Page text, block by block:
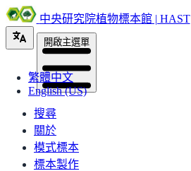
中央研究院植物標本館 | HAST
繁體中文
English (US)
開啟主選單
搜尋
關於
模式標本
標本製作